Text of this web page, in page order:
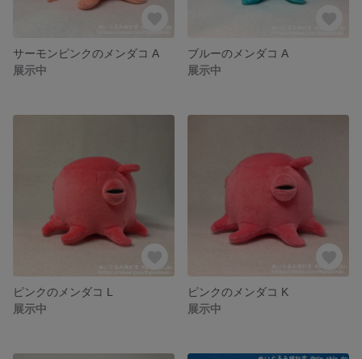
サーモンピンクのメンダコ A
展示中
ブルーのメンダコ A
展示中
ピンクのメンダコ L
展示中
ピンクのメンダコ K
展示中